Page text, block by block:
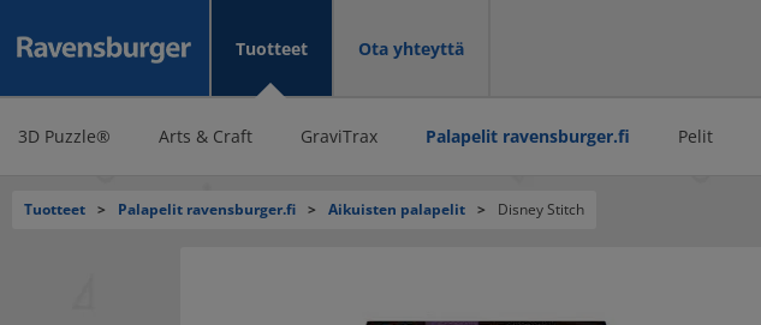
Tuotteet
3D Puzzle® Arts & Craft GraviTrax Palapelit ravensburger.fi Pelit
Ota yhteyttä
Tuotteet > Palapelit ravensburger.fi > Aikuisten palapelit > Disney Stitch